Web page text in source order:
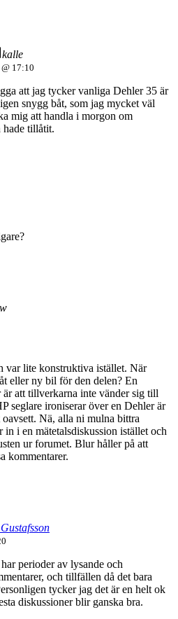
kalle
17:10
att jag tycker vanliga Dehler 35 är
snygg båt, som jag mycket väl
mig att handla i morgon om
hade tillåtit.
var lite konstruktiva istället. När
eller ny bil för den delen? En
att tillverkarna inte vänder sig till
seglare ironiserar över en Dehler är
Nä, alla ni mulna bittra
in i en mätetalsdiskussion istället och
ur forumet. Blur håller på att
kommentarer.
perioder av lysande och
och tillfällen då det bara
tycker jag det är en helt ok
diskussioner blir ganska bra.